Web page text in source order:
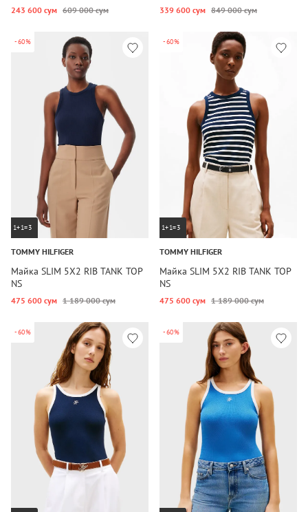
243 600 сум 609 000 сум 339 600 сум 849 000 сум
-60%
1+1=3
TOMMY HILFIGER
Майка SLIM 5X2 RIB TANK TOP
NS
475 600 сум 1 189 000 сум
-60%
1+1=3
TOMMY HILFIGER
Майка SLIM 5X2 RIB TANK TOP
NS
475 600 сум 1 189 000 сум
-60% -60%